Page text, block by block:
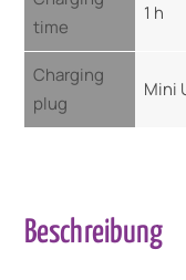
time
1 h
Charging
plug
Mini
Beschreibung